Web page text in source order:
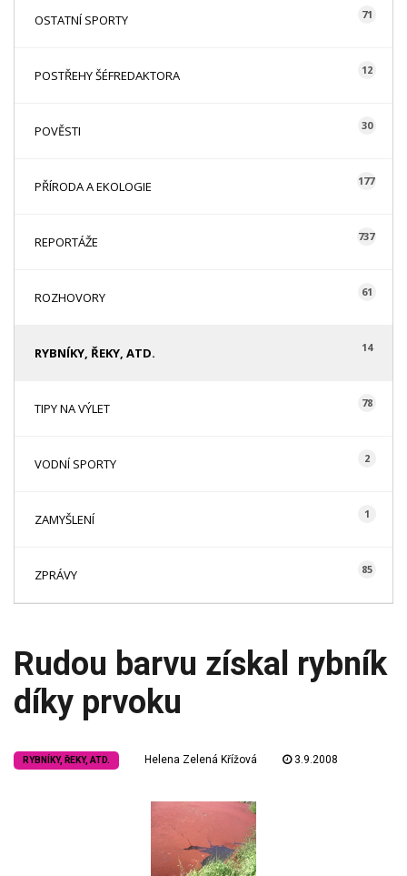
OSTATNÍ SPORTY 71
POSTŘEHY ŠÉFREDAKTORA 12
POVĚSTI 30
PŘÍRODA A EKOLOGIE 177
REPORTÁŽE 737
ROZHOVORY 61
RYBNÍKY, ŘEKY, ATD. 14
TIPY NA VÝLET 78
VODNÍ SPORTY 2
ZAMYŠLENÍ 1
ZPRÁVY 85
Rudou barvu získal rybník
díky prvoku
RYBNÍKY, ŘEKY, ATD. Helena Zelená Křížová 3.9.2008